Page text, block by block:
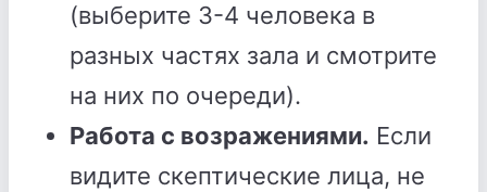
(выберите 3-4 человека в
разных частях зала и смотрите
на них по очереди).
Работа с возражениями. Если
видите скептические лица, не